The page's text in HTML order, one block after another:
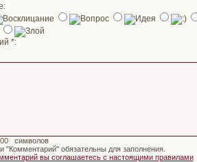
*:
символов
"Комментарий" обязательны для заполнения.
вы соглашаетесь с настоящими правилами